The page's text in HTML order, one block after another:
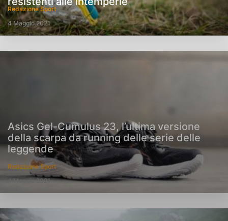
Redazione Sport
4 Maggio 2021
Asics Gel-Cumulus 23, l’ultima versione
della scarpa da running delle serie delle
leggende
Redazione Sport
4 Maggio 2021